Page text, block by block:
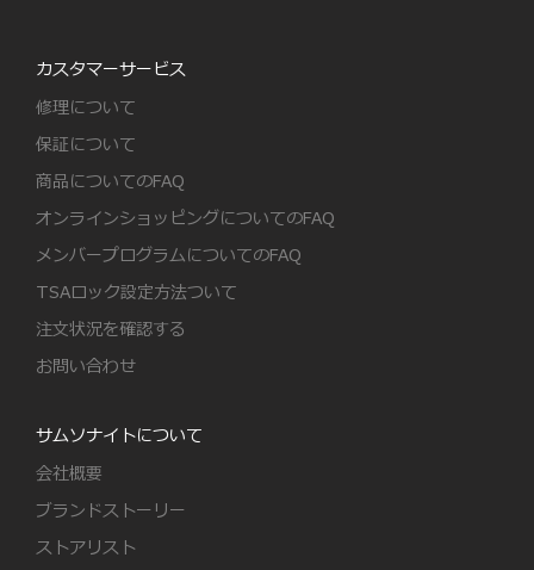
カスタマーサービス
修理について
保証について
商品についてのFAQ
オンラインショッピングについてのFAQ
メンバープログラムについてのFAQ
TSAロック設定方法ついて
注文状況を確認する
お問い合わせ
サムソナイトについて
会社概要
ブランドストーリー
ストアリスト